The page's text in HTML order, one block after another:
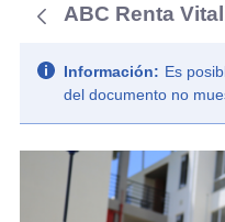
ABC Renta
Información: Es
del documento no